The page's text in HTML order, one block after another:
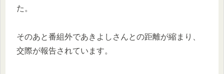
た。
そのあと番組外であきよしさんとの距離が縮まり、
交際が報告されています。